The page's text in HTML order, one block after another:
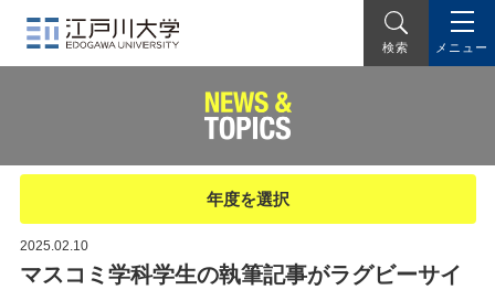
検索 メニュー
年度を選択
2025.02.10
マスコミ学科学生の執筆記事がラグビーサイ